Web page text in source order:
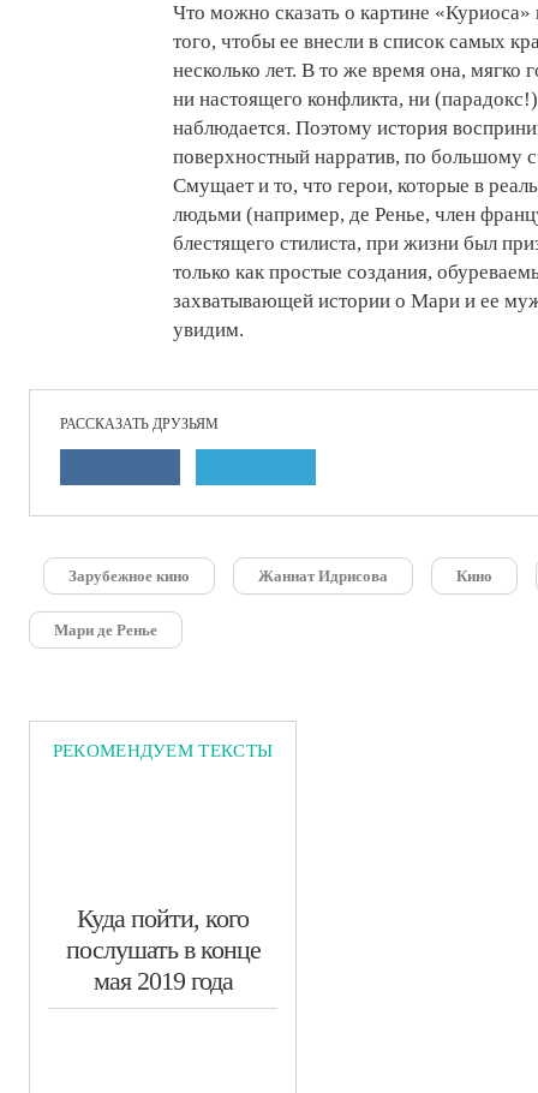
Что можно сказать о картине
того, чтобы ее внесли в список самых
несколько лет. В то же время она, мягко
ни настоящего конфликта, ни
наблюдается. Поэтому история
поверхностный нарратив, по большому
Смущает и то, что герои, которые в
людьми (например, де Ренье, член
блестящего стилиста, при жизни был
только как простые создания,
захватывающей истории о Мари и ее
увидим.
РАССКАЗАТЬ ДРУЗЬЯМ
Зарубежное кино Жаннат Идрисова Кино
Мари де Ренье
РЕКОМЕНДУЕМ ТЕКСТЫ
Куда пойти, кого
послушать в конце
мая 2019 года